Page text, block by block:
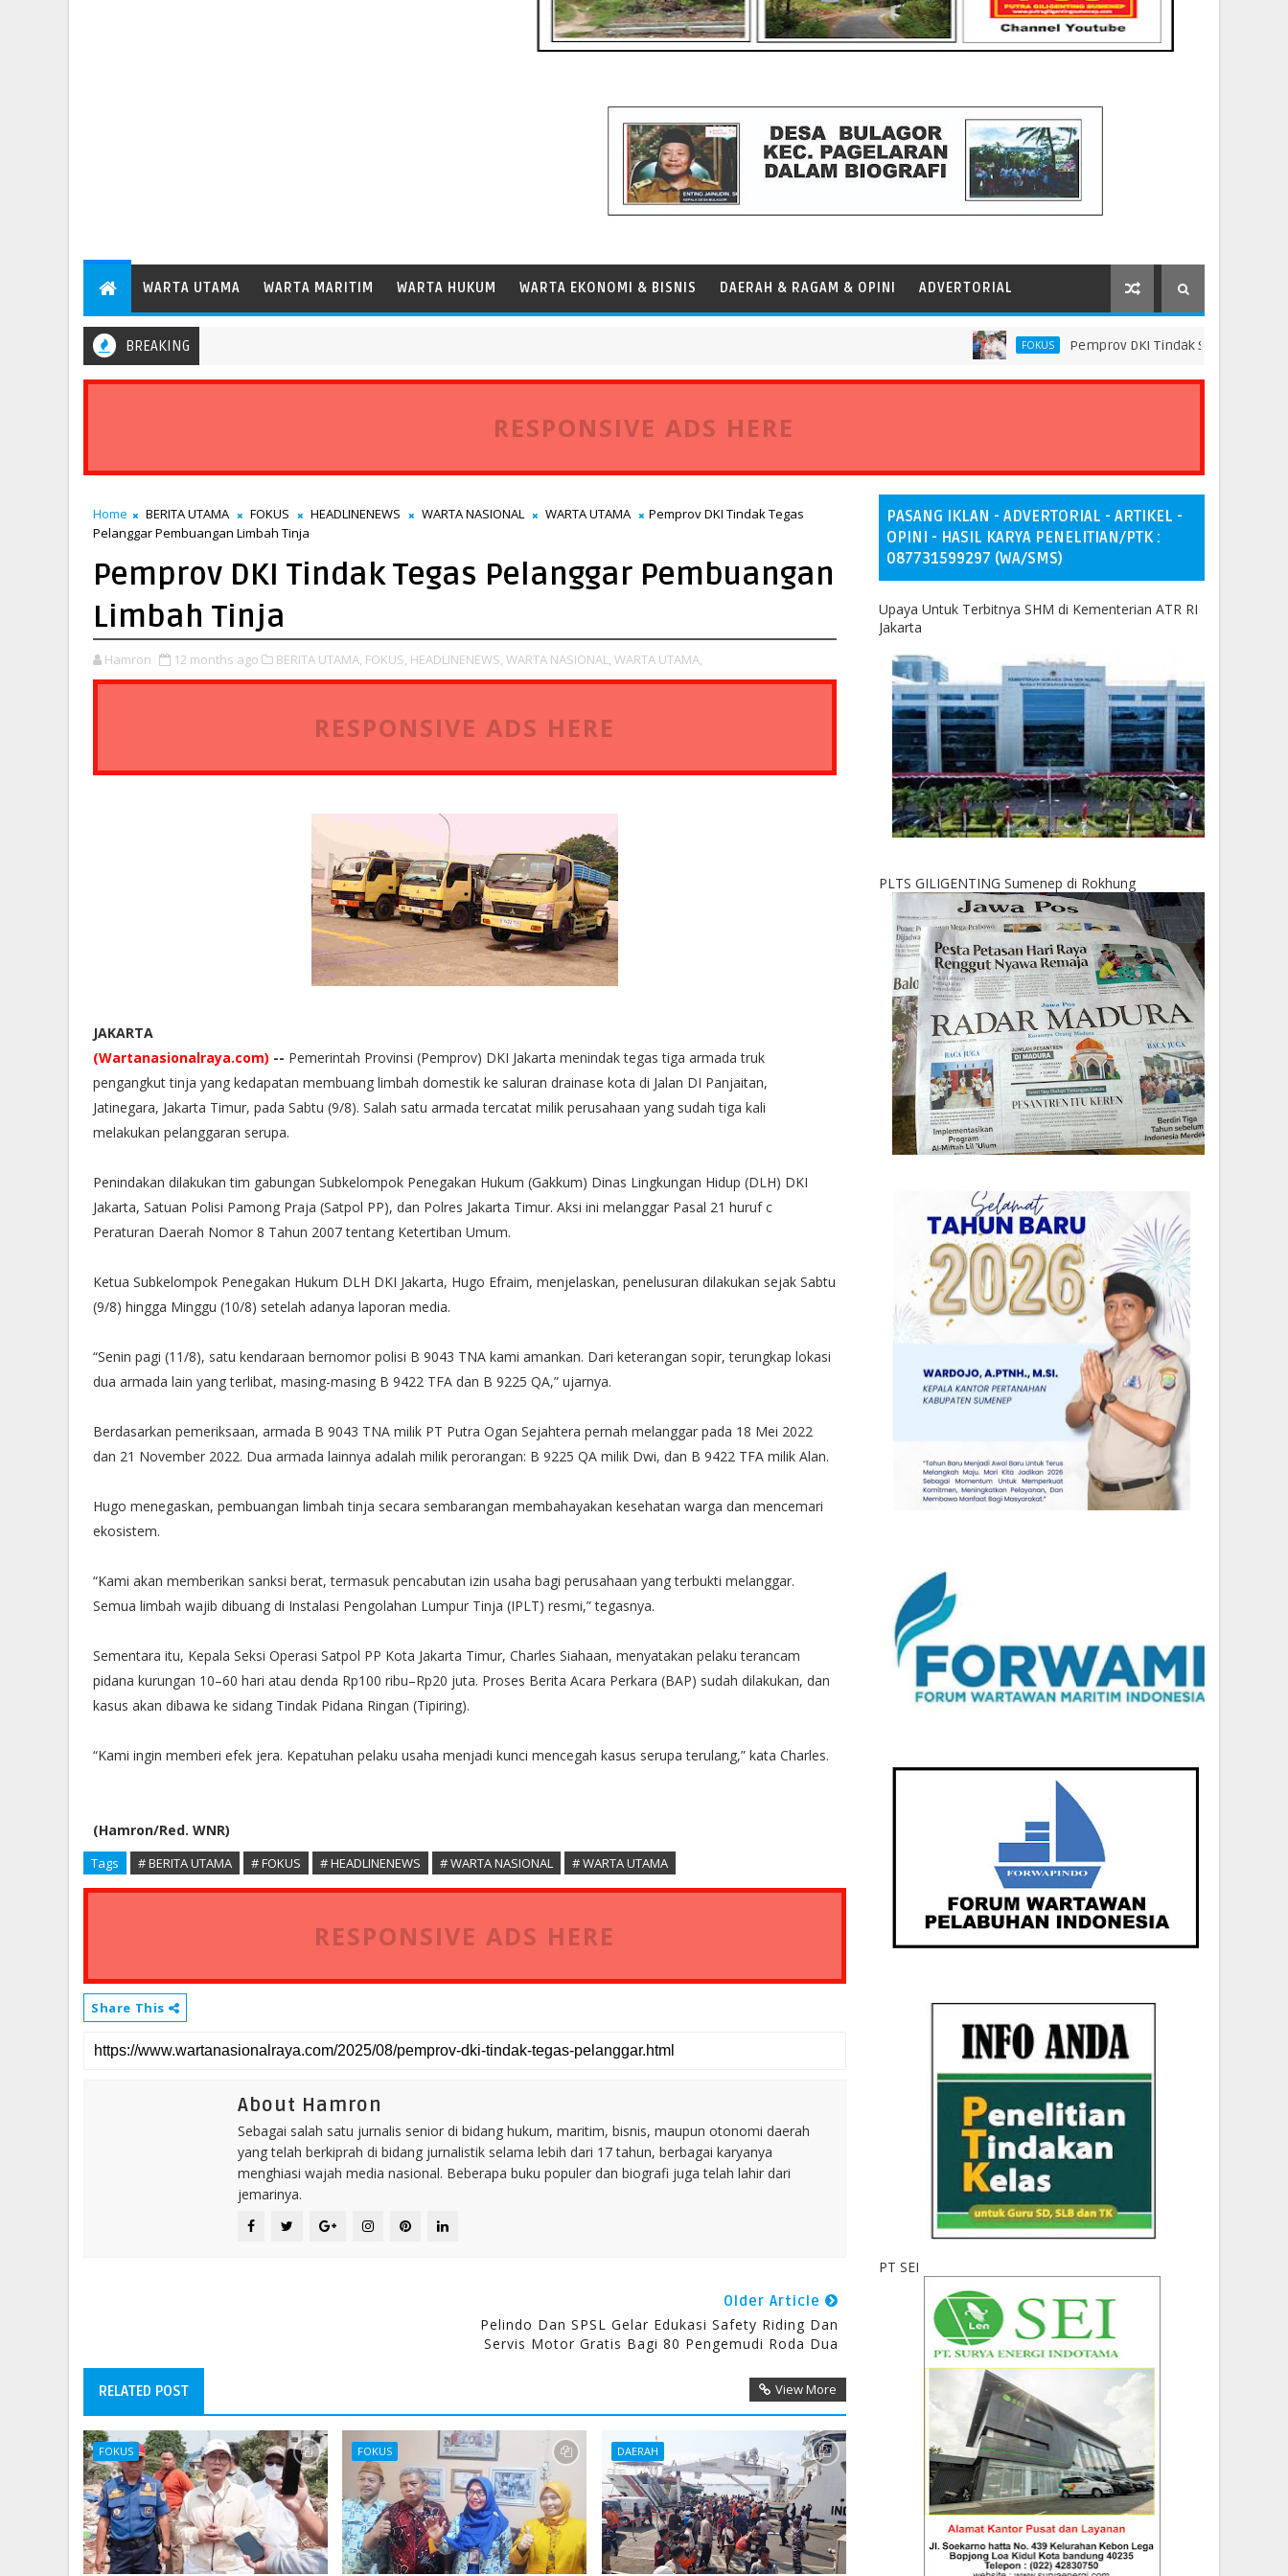
WARTA UTAMA WARTA MARITIM WARTA HUKUM WARTA EKONOMI & BISNIS DAERAH & RAGAM & OPINI ADVERTORIAL
BREAKING FOKUS Pemprov DKI Tindak Seluruh Rantai
RESPONSIVE ADS HERE
Home BERITA UTAMA FOKUS HEADLINENEWS WARTA NASIONAL WARTA UTAMA
Pemprov DKI Tindak Tegas
Pelanggar Pembuangan Limbah Tinja
Pemprov DKI Tindak Tegas Pelanggar Pembuangan
Limbah Tinja
Hamron 12 months ago BERITA UTAMA, FOKUS, HEADLINENEWS, WARTA NASIONAL, WARTA UTAMA,
RESPONSIVE ADS HERE
JAKARTA
(Wartanasionalraya.com) -- Pemerintah Provinsi (Pemprov) DKI Jakarta menindak tegas tiga armada truk
pengangkut tinja yang kedapatan membuang limbah domestik ke saluran drainase kota di Jalan DI Panjaitan,
Jatinegara, Jakarta Timur, pada Sabtu (9/8). Salah satu armada tercatat milik perusahaan yang sudah tiga kali
melakukan pelanggaran serupa.
Penindakan dilakukan tim gabungan Subkelompok Penegakan Hukum (Gakkum) Dinas Lingkungan Hidup (DLH) DKI
Jakarta, Satuan Polisi Pamong Praja (Satpol PP), dan Polres Jakarta Timur. Aksi ini melanggar Pasal 21 huruf c
Peraturan Daerah Nomor 8 Tahun 2007 tentang Ketertiban Umum.
Ketua Subkelompok Penegakan Hukum DLH DKI Jakarta, Hugo Efraim, menjelaskan, penelusuran dilakukan sejak Sabtu
(9/8) hingga Minggu (10/8) setelah adanya laporan media.
“Senin pagi (11/8), satu kendaraan bernomor polisi B 9043 TNA kami amankan. Dari keterangan sopir, terungkap lokasi
dua armada lain yang terlibat, masing-masing B 9422 TFA dan B 9225 QA,” ujarnya.
Berdasarkan pemeriksaan, armada B 9043 TNA milik PT Putra Ogan Sejahtera pernah melanggar pada 18 Mei 2022
dan 21 November 2022. Dua armada lainnya adalah milik perorangan: B 9225 QA milik Dwi, dan B 9422 TFA milik Alan.
Hugo menegaskan, pembuangan limbah tinja secara sembarangan membahayakan kesehatan warga dan mencemari
ekosistem.
“Kami akan memberikan sanksi berat, termasuk pencabutan izin usaha bagi perusahaan yang terbukti melanggar.
Semua limbah wajib dibuang di Instalasi Pengolahan Lumpur Tinja (IPLT) resmi,” tegasnya.
Sementara itu, Kepala Seksi Operasi Satpol PP Kota Jakarta Timur, Charles Siahaan, menyatakan pelaku terancam
pidana kurungan 10–60 hari atau denda Rp100 ribu–Rp20 juta. Proses Berita Acara Perkara (BAP) sudah dilakukan, dan
kasus akan dibawa ke sidang Tindak Pidana Ringan (Tipiring).
“Kami ingin memberi efek jera. Kepatuhan pelaku usaha menjadi kunci mencegah kasus serupa terulang,” kata Charles.
(Hamron/Red. WNR)
Tags # BERITA UTAMA # FOKUS # HEADLINENEWS # WARTA NASIONAL # WARTA UTAMA
RESPONSIVE ADS HERE
Share This
About Hamron
Sebagai salah satu jurnalis senior di bidang hukum, maritim, bisnis, maupun otonomi daerah
yang telah berkiprah di bidang jurnalistik selama lebih dari 17 tahun, berbagai karyanya
menghiasi wajah media nasional. Beberapa buku populer dan biografi juga telah lahir dari
jemarinya.
Older Article
Pelindo Dan SPSL Gelar Edukasi Safety Riding Dan
Servis Motor Gratis Bagi 80 Pengemudi Roda Dua
RELATED POST View More
FOKUS FOKUS DAERAH
PASANG IKLAN - ADVERTORIAL - ARTIKEL -
OPINI - HASIL KARYA PENELITIAN/PTK :
087731599297 (WA/SMS)
Upaya Untuk Terbitnya SHM di Kementerian ATR RI
Jakarta
PLTS GILIGENTING Sumenep di Rokhung
PT SEI